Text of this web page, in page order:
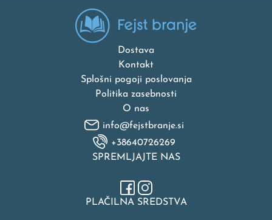
Dostava
Kontakt
Splošni pogoji poslovanja
Politika zasebnosti
O nas
info@fejstbranje.si
+38640726269
SPREMLJAJTE NAS
PLAČILNA SREDSTVA